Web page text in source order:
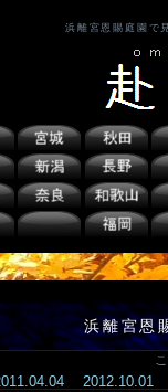
浜離宮恩賜庭園で
浜離宮恩
2012.10.01